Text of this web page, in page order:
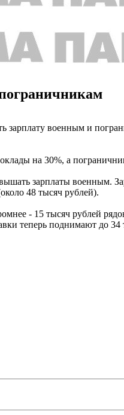
зарплату военным и
на 30%, а
зарплаты военным.
48 тысяч рублей).
- 15 тысяч рублей
теперь поднимают до 34